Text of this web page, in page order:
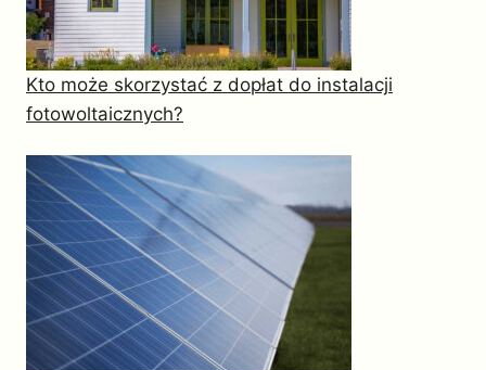
Kto może skorzystać z dopłat do instalacji
fotowoltaicznych?